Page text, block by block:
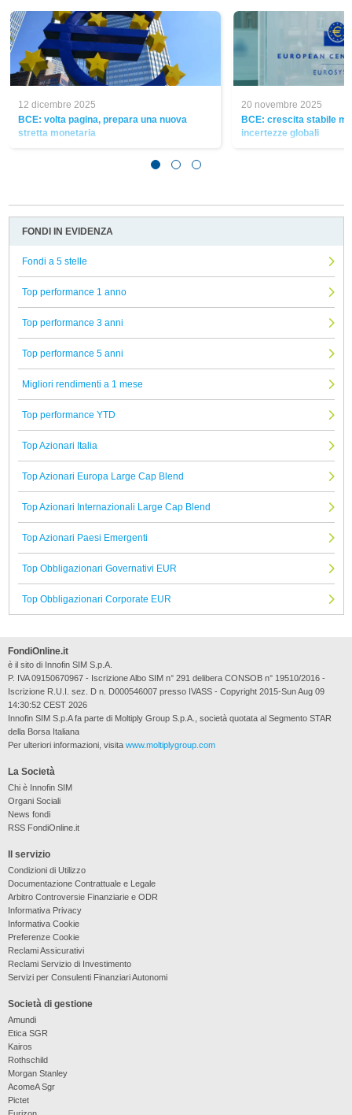
12 dicembre 2025
BCE: volta pagina, prepara una nuova
stretta monetaria
20 novembre 2025
BCE: crescita stabile
incertezze globali
FONDI IN EVIDENZA
Fondi a 5 stelle
Top performance 1 anno
Top performance 3 anni
Top performance 5 anni
Migliori rendimenti a 1 mese
Top performance YTD
Top Azionari Italia
Top Azionari Europa Large Cap Blend
Top Azionari Internazionali Large Cap Blend
Top Azionari Paesi Emergenti
Top Obbligazionari Governativi EUR
Top Obbligazionari Corporate EUR
La Società
Chi è Innofin SIM
Organi Sociali
News fondi
RSS FondiOnline.it
Il servizio
Condizioni di Utilizzo
Documentazione Contrattuale e Legale
Arbitro Controversie Finanziarie e ODR
Informativa Privacy
Informativa Cookie
Preferenze Cookie
Reclami Assicurativi
Reclami Servizio di Investimento
Servizi per Consulenti Finanziari Autonomi
Società di gestione
Amundi
Etica SGR
Kairos
Rothschild
Morgan Stanley
AcomeA Sgr
Pictet
FondiOnline.it
è il sito di Innofin SIM S.p.A.
P. IVA 09150670967 - Iscrizione Albo SIM n° 291 delibera CONSOB n° 19510/2016 -
Iscrizione R.U.I. sez. D n. D000546007 presso IVASS - Copyright 2015-Sun Aug 09
14:30:52 CEST 2026
Innofin SIM S.p.A fa parte di Moltiply Group S.p.A., società quotata al Segmento STAR
della Borsa Italiana
Per ulteriori informazioni, visita www.moltiplygroup.com